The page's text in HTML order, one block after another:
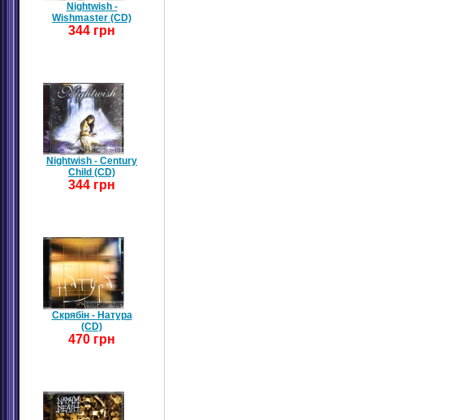
Nightwish -
Wishmaster (CD)
344 грн
Nightwish - Century
Child (CD)
344 грн
Скрябін - Натура
(CD)
470 грн